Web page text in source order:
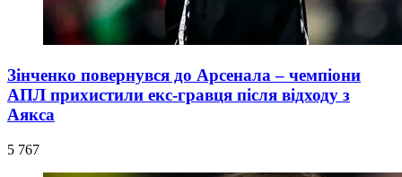
Зінченко повернувся до Арсенала – чемпіони
АПЛ прихистили екс-гравця після відходу з
Аякса
5 767